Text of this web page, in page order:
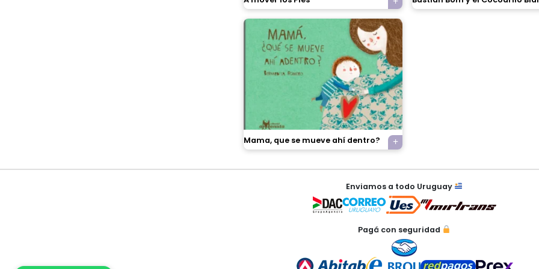
Mama, que se mueve ahí dentro?
Enviamos a todo Uruguay
Pagá con seguridad